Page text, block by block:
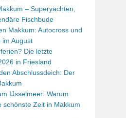
– Superyachten,
Fischbude
Makkum: Autocross und
im August
Die letzte
in Friesland
Abschlussdeich: Der
IJsselmeer: Warum
schönste Zeit in Makkum